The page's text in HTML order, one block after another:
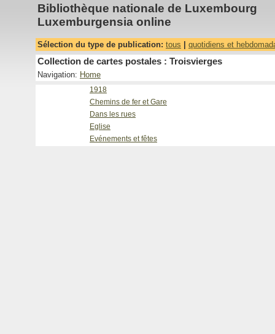
Bibliothèque nationale de Luxembourg
Luxemburgensia online
Sélection du type de publication: tous quotidiens et
Collection de cartes postales : Troisvierges
Navigation: Home
1918
Chemins de fer et Gare
Dans les rues
Eglise
Evénements et fêtes